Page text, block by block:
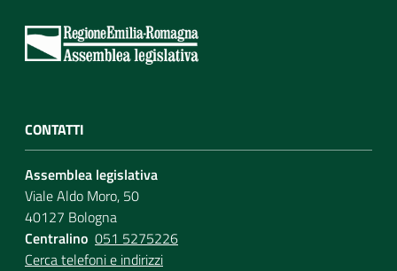
CONTATTI
Assemblea legislativa
Viale Aldo Moro, 50
40127 Bologna
Centralino 051 5275226
Cerca telefoni e indirizzi